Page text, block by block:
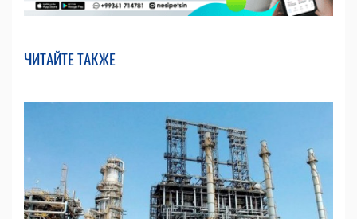
ЧИТАЙТЕ ТАКЖЕ